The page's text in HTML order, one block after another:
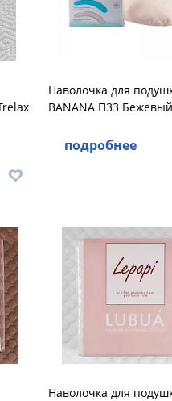
Наволочка для
BANANA П33
подробнее
Наволочка для